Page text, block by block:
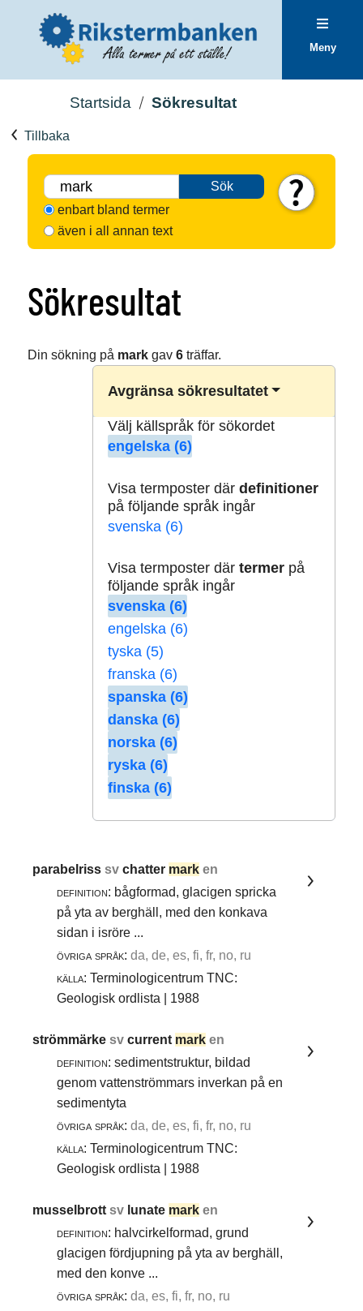
Meny
Startsida Sökresultat
Tillbaka
Sök
enbart bland termer
även i all annan text
Sökresultat
Din sökning på markgav 6träffar.
Avgränsa sökresultatet
Välj källspråk för sökordet
engelska (6)
Visa termposter där definitioner
på följande språk ingår
svenska (6)
Visa termposter där termerpå
följande språk ingår
svenska (6)
engelska (6)
tyska (5)
franska (6)
spanska (6)
danska (6)
norska (6)
ryska (6)
finska (6)
parabelrisssvchatter mark en
definition: bågformad, glacigen spricka
på yta av berghäll, med den konkava
sidan i isröre ...
övriga språk: da, de, es, fi, fr, no, ru
källa: Terminologicentrum TNC:
Geologisk ordlista | 1988
strömmärkesvcurrent mark en
definition: sedimentstruktur, bildad
genom vattenströmmars inverkan på en
sedimentyta
övriga språk: da, de, es, fi, fr, no, ru
källa: Terminologicentrum TNC:
Geologisk ordlista | 1988
musselbrottsv lunate mark en
definition: halvcirkelformad, grund
glacigen fördjupning på yta av berghäll,
med den konve ...
övriga språk: da, es, fi, fr, no, ru